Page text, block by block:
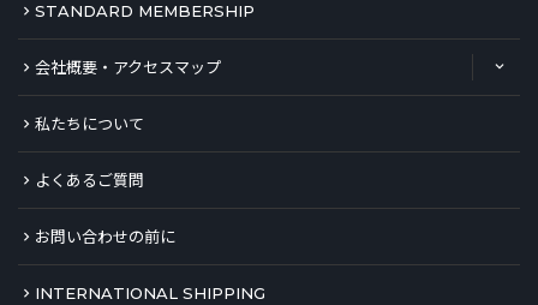
STANDARD MEMBERSHIP
会社概要・アクセスマップ
私たちについて
よくあるご質問
お問い合わせの前に
INTERNATIONAL SHIPPING